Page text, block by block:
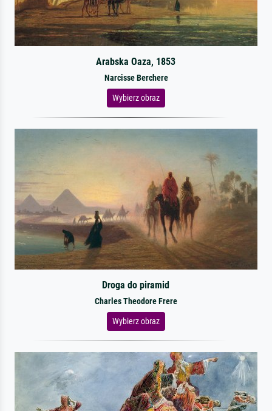
Arabska Oaza, 1853
Narcisse Berchere
Wybierz obraz
Droga do piramid
Charles Theodore Frere
Wybierz obraz